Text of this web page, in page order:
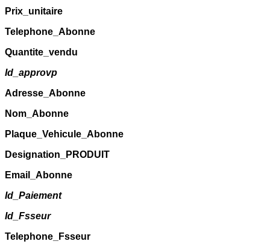
Prix_unitaire
Telephone_Abonne
Quantite_vendu
Id_approvp
Adresse_Abonne
Nom_Abonne
Plaque_Vehicule_Abonne
Designation_PRODUIT
Email_Abonne
Id_Paiement
Id_Fsseur
Telephone_Fsseur